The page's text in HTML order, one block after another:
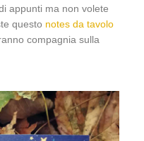
appunti ma non volete
questo notes da tavolo
compagnia sulla